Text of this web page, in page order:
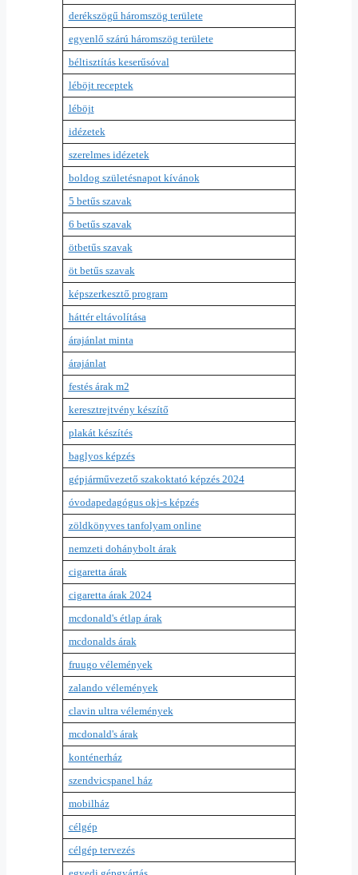
derékszögű háromszög területe
egyenlő szárú háromszög területe
béltisztítás keserűsóval
léböjt receptek
léböjt
idézetek
szerelmes idézetek
boldog születésnapot kívánok
5 betűs szavak
6 betűs szavak
ötbetűs szavak
öt betűs szavak
képszerkesztő program
háttér eltávolítása
árajánlat minta
árajánlat
festés árak m2
keresztrejtvény készítő
plakát készítés
baglyos képzés
gépjárművezető szakoktató képzés 2024
óvodapedagógus okj-s képzés
zöldkönyves tanfolyam online
nemzeti dohánybolt árak
cigaretta árak
cigaretta árak 2024
mcdonald's étlap árak
mcdonalds árak
fruugo vélemények
zalando vélemények
clavin ultra vélemények
mcdonald's árak
konténerház
szendvicspanel ház
mobilház
célgép
célgép tervezés